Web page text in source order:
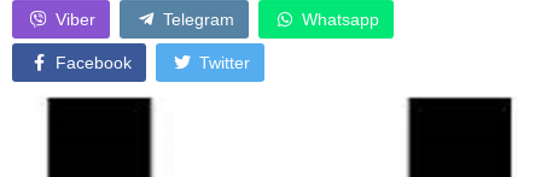
Viber Telegram Whatsapp
Facebook Twitter